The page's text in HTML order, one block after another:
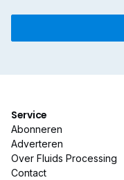
Service
Abonneren
Adverteren
Over Fluids Processing
Contact